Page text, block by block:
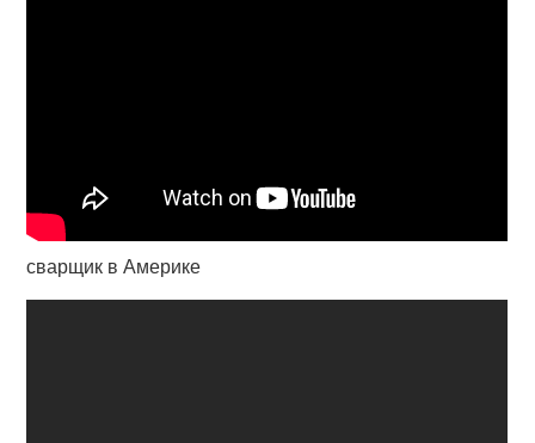
сварщик в Америке